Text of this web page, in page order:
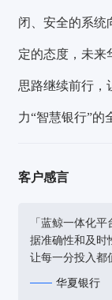
闭、安全的系统
定的态度， 未来
思路继续前行，
力“智慧银行”的
客户感言
「蓝鲸一体化
据准确性和及时
让每一分投入都
华夏银行